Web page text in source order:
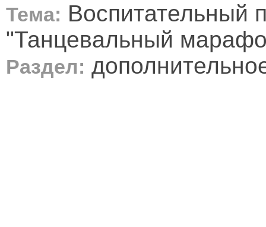
Тема: Воспитательный
"Танцевальный
Раздел: